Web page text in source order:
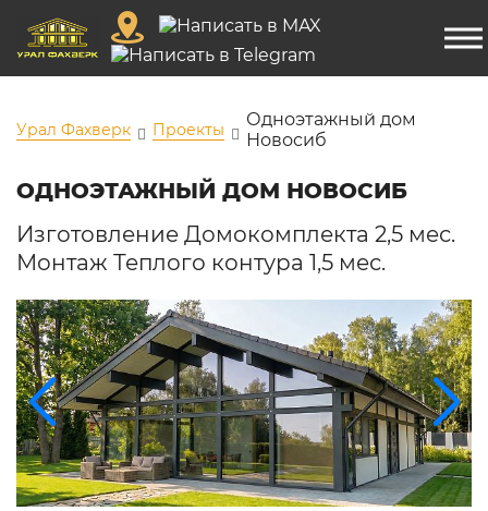
Урал Фахверк Проекты
Одноэтажный дом
Новосиб
ОДНОЭТАЖНЫЙ ДОМ НОВОСИБ
Изготовление Домокомплекта 2,5 мес.
Монтаж Теплого контура 1,5 мес.